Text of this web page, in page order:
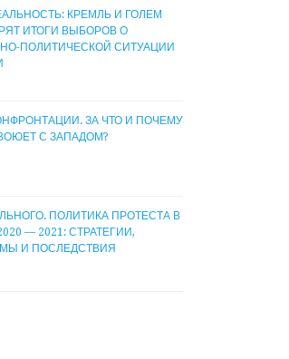
КРЕМЛЬ И ГОЛЕМ
ИТОГИ ВЫБОРОВ О
ПОЛИТИЧЕСКОЙ СИТУАЦИИ
ЗА ЧТО И ПОЧЕМУ
С ЗАПАДОМ?
ПОЛИТИКА ПРОТЕСТА В
— 2021: СТРАТЕГИИ,
И ПОСЛЕДСТВИЯ